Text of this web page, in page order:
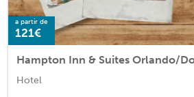
a partir de
121€
Hotel